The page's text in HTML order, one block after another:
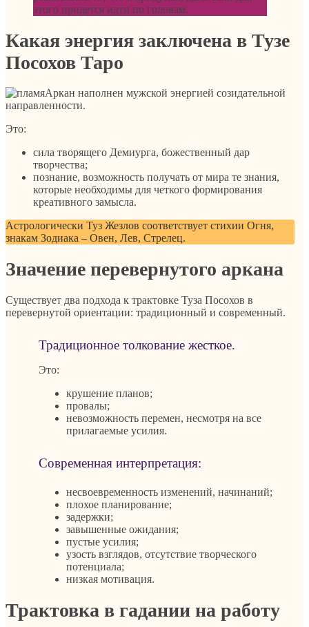
этого придется идти по головам.
Какая энергия заключена в Тузе
Посохов Таро
Аркан наполнен мужской энергией созидательной
направленности.
Это:
cила творящего Демиурга, божественный дар
творчества;
познание, возможность получать от мира те знания,
которые необходимы для четкого формирования
креативного замысла.
Астрологически Туз Жезлов соответствует стихии Огня,
знакам Зодиака – Овен, Лев, Стрелец.
Значение перевернутого аркана
Существует два подхода к трактовке Туза Посохов в
перевернутой ориентации: традиционный и современный.
Традиционное толкование жесткое.
Это:
крушение планов;
провалы;
невозможность перемен, несмотря на все
прилагаемые усилия.
Современная интерпретация:
несвоевременность изменений, начинаний;
плохое планирование;
задержки;
завышенные ожидания;
пустые усилия;
узость взглядов, отсутствие творческого
потенциала;
низкая мотивация.
Трактовка в гадании на работу